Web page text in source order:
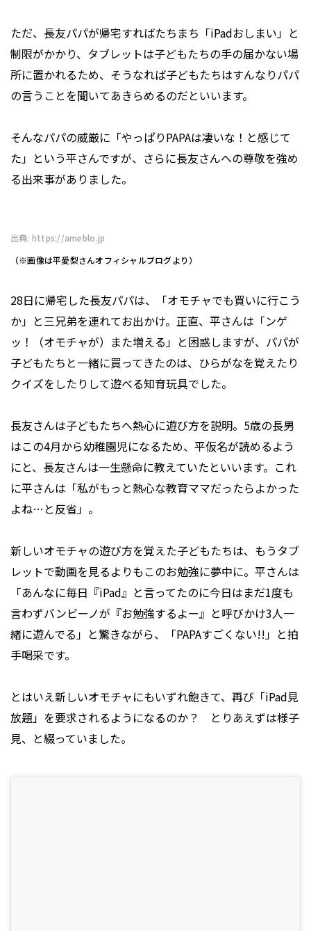
ただ、長友パパが帰宅すればたちまち「iPadおしまい」と
制限がかかり、タブレットは子どもたちの手の届かない場
所に置かれるため、そうなれば子どもたちはすんなりパパ
の言うことを聞いてあきらめるのだといいます。
そんなパパの威厳に「やっぱりPAPAは凄いな！と感じて
た」という平さんですが、さらに長友さんへの尊敬を強め
る出来事がありました。
出典: https://ameblo.jp
（※画像は平愛梨さんオフィシャルブログより）
28日に帰宅した長友パパは、「オモチャでも買いに行こう
か」と三兄弟を連れてお出かけ。正直、平さんは「ンゲ
ッ！（オモチャが）また増える」と困惑しますが、パパが
子どもたちと一緒に買ってきたのは、ひらがなを覚えたり
クイズをしたりして遊べる知育玩具でした。
長友さんは子どもたちへ熱心に遊び方を説明。5歳の長男
はこの4月から幼稚園児になるため、平仮名が読めるよう
にと、長友さんは一生懸命に教えていたといいます。これ
に平さんは「私がもっと熱心な教育ママだったらよかった
よね…と反省」。
新しいオモチャの遊び方を覚えた子どもたちは、もうタブ
レットで動画を見るよりもこのお勉強に夢中に。平さんは
「あんなに毎日『iPad』と言ってたのに今日はまだ1度も
言わずバンビーノが『お勉強するよー』と呼びかけ3人一
緒に遊んでる」と驚きながら、「PAPAすごくない!!」と拍
手喝采です。
とはいえ新しいオモチャにもいずれ飽きて、再び「iPad見
放題」を要求されるようになるのか？ とりあえずは様子
見、と綴っていました。